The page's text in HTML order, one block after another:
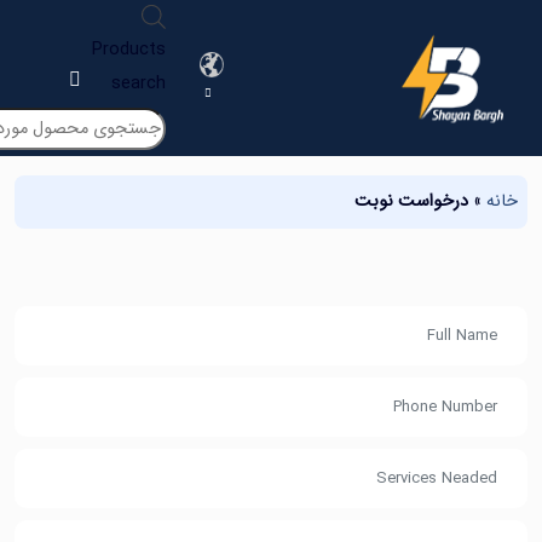
Products
search
درخواست نوبت